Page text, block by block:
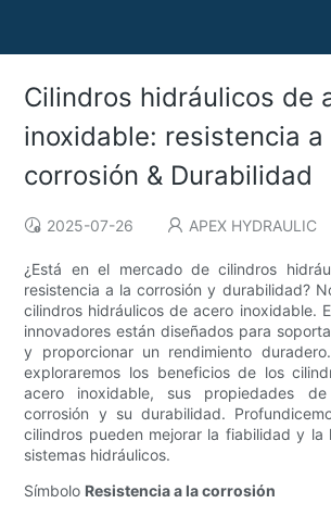
Cilindros hidráulicos de
inoxidable: resistencia a
corrosión & Durabilidad
2025-07-26 APEX HYDRAULIC
¿Está en el mercado de cilindros
resistencia a la corrosión y durabilidad?
cilindros hidráulicos de acero inoxidable.
innovadores están diseñados para
y proporcionar un rendimiento
exploraremos los beneficios de los
acero inoxidable, sus propiedades
corrosión y su durabilidad.
cilindros pueden mejorar la fiabilidad y la
sistemas hidráulicos.
Símbolo Resistencia a la corrosión